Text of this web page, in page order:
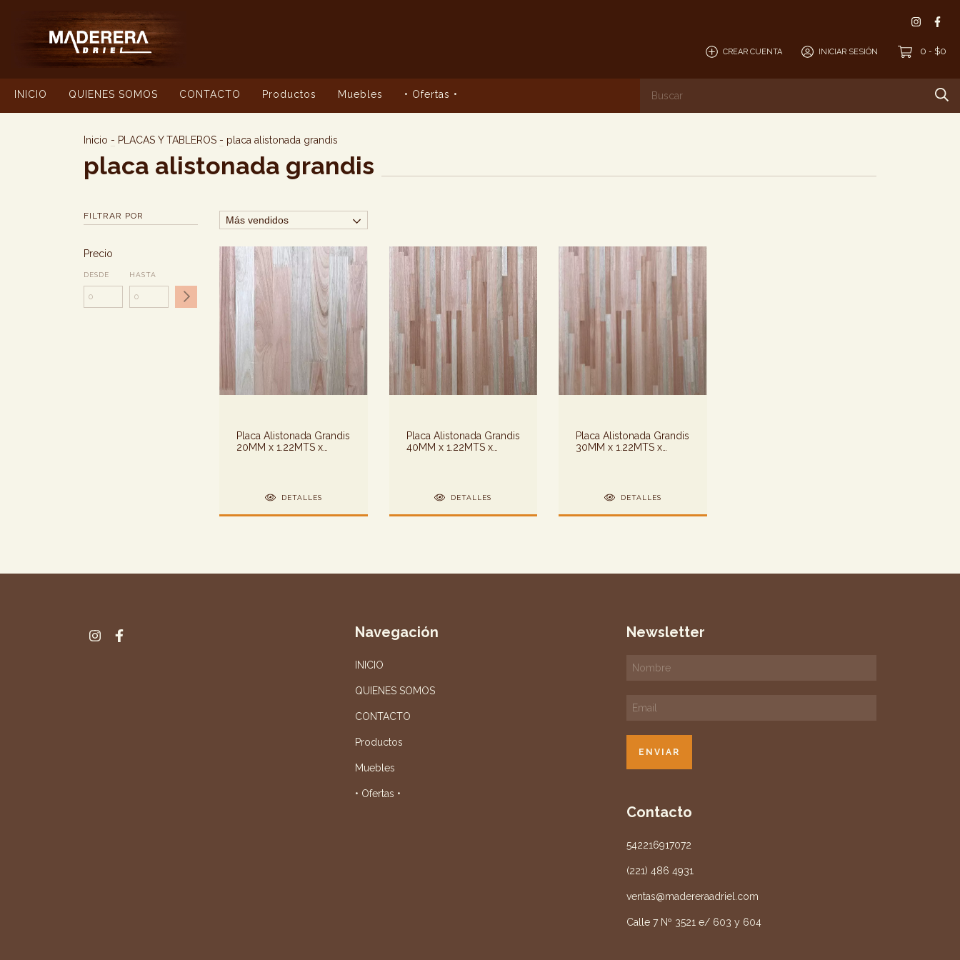
CREAR CUENTA INICIAR SESIÓN 0 - $0
INICIO QUIENES SOMOS CONTACTO Productos Muebles • Ofertas •
Inicio - PLACAS Y TABLEROS - placa alistonada grandis
placa alistonada grandis
FILTRAR POR
Precio
DESDE HASTA
Placa Alistonada Grandis
20MM x 1.22MTS x
DETALLES
Placa Alistonada Grandis
40MM x 1.22MTS x
DETALLES
Placa Alistonada Grandis
30MM x 1.22MTS x
DETALLES
Navegación
INICIO
QUIENES SOMOS
CONTACTO
Productos
Muebles
• Ofertas •
Newsletter
Contacto
542216917072
(221) 486 4931
ventas@madereraadriel.com
Calle 7 Nº 3521 e/ 603 y 604